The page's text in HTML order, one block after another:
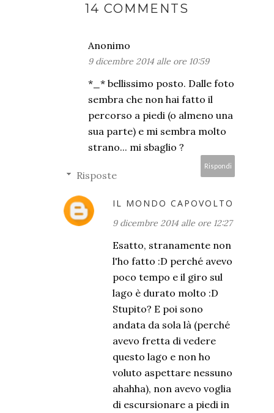
14 COMMENTS
Anonimo
9 dicembre 2014 alle ore 10:59
*_* bellissimo posto. Dalle foto
sembra che non hai fatto il
percorso a piedi (o almeno una
sua parte) e mi sembra molto
strano... mi sbaglio ?
Rispondi
Risposte
IL MONDO CAPOVOLTO
9 dicembre 2014 alle ore 12:27
Esatto, stranamente non
l'ho fatto :D perché avevo
poco tempo e il giro sul
lago è durato molto :D
Stupito? E poi sono
andata da sola là (perché
avevo fretta di vedere
questo lago e non ho
voluto aspettare nessuno
ahahha), non avevo voglia
di escursionare a piedi in